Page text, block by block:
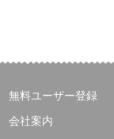
無料ユーザー登録
会社案内